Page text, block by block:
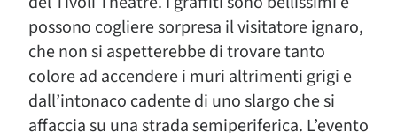
possono cogliere sorpresa il visitatore ignaro,
che non si aspetterebbe di trovare tanto
colore ad accendere i muri altrimenti grigi e
dall’intonaco cadente di uno slargo che si
affaccia su una strada semiperiferica. L’evento